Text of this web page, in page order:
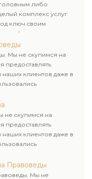
либо
комплекс услуг
ключ своим
физических и
к каждому
Мы не скупимся на
предоставлять
клиентов даже в
не скупимся на
предоставлять
клиентов даже в
Правоведы
Мы не